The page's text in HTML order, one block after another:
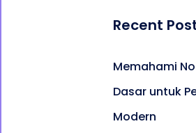
Recent
Memahami
Dasar untuk
Modern